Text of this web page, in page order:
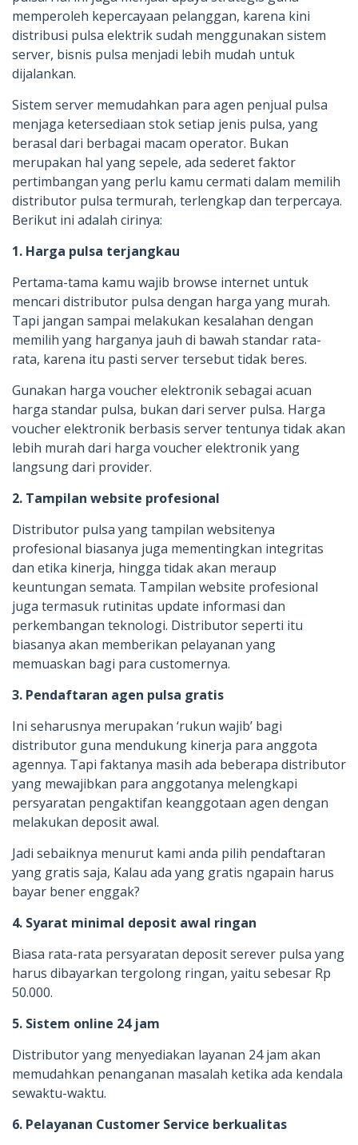
memperoleh kepercayaan pelanggan, karena kini
distribusi pulsa elektrik sudah menggunakan sistem
server, bisnis pulsa menjadi lebih mudah untuk
dijalankan.
Sistem server memudahkan para agen penjual pulsa
menjaga ketersediaan stok setiap jenis pulsa, yang
berasal dari berbagai macam operator. Bukan
merupakan hal yang sepele, ada sederet faktor
pertimbangan yang perlu kamu cermati dalam memilih
distributor pulsa termurah, terlengkap dan terpercaya.
Berikut ini adalah cirinya:
1. Harga pulsa terjangkau
Pertama-tama kamu wajib browse internet untuk
mencari distributor pulsa dengan harga yang murah.
Tapi jangan sampai melakukan kesalahan dengan
memilih yang harganya jauh di bawah standar rata-
rata, karena itu pasti server tersebut tidak beres.
Gunakan harga voucher elektronik sebagai acuan
harga standar pulsa, bukan dari server pulsa. Harga
voucher elektronik berbasis server tentunya tidak akan
lebih murah dari harga voucher elektronik yang
langsung dari provider.
2. Tampilan website profesional
Distributor pulsa yang tampilan websitenya
profesional biasanya juga mementingkan integritas
dan etika kinerja, hingga tidak akan meraup
keuntungan semata. Tampilan website profesional
juga termasuk rutinitas update informasi dan
perkembangan teknologi. Distributor seperti itu
biasanya akan memberikan pelayanan yang
memuaskan bagi para customernya.
3. Pendaftaran agen pulsa gratis
Ini seharusnya merupakan ‘rukun wajib’ bagi
distributor guna mendukung kinerja para anggota
agennya. Tapi faktanya masih ada beberapa distributor
yang mewajibkan para anggotanya melengkapi
persyaratan pengaktifan keanggotaan agen dengan
melakukan deposit awal.
Jadi sebaiknya menurut kami anda pilih pendaftaran
yang gratis saja, Kalau ada yang gratis ngapain harus
bayar bener enggak?
4. Syarat minimal deposit awal ringan
Biasa rata-rata persyaratan deposit serever pulsa yang
harus dibayarkan tergolong ringan, yaitu sebesar Rp
50.000.
5. Sistem online 24 jam
Distributor yang menyediakan layanan 24 jam akan
memudahkan penanganan masalah ketika ada kendala
sewaktu-waktu.
6. Pelayanan Customer Service berkualitas